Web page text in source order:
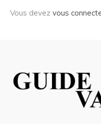
Vous devez vous